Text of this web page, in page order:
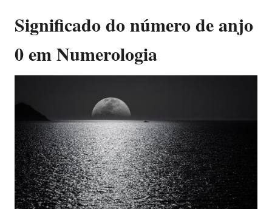
Significado do número de anjo
0 em Numerologia